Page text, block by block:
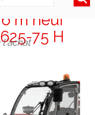
m neuf
75 H
l'achat